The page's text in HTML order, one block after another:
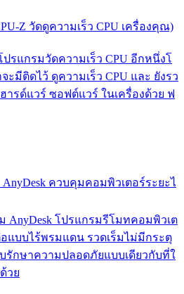
Z วัดดูความเร็ว CPU เครื่องคุณ)
รแกรมวัดความเร็ว CPU อีกหนึ่งโ
มีติดไว้ ดูความเร็ว CPU และ ยังรว
ารด์แวร์ ซอฟต์แวร์ ในเครื่องด้วย ฟ
AnyDesk ควบคุมคอมพิวเตอร์ระยะไ
AnyDesk โปรแกรมรีโมทคอมพิวเต
แบบไร้พรมแดน รวดเร็มไม่มีกระตุ
กษาความปลอดภัยแบบเดียวกับที่ใ
วย